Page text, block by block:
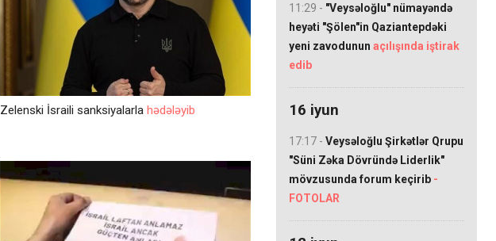
Zelenski İsraili sanksiyalarlahədələyib
11:29 - "Veysəloğlu" nümayəndə
heyəti "Şölen"in Qaziantepdəki
yeni zavodunun açılışında iştirak
edib
16 iyun
17:17 - Veysəloğlu Şirkətlər Qrupu
"Süni Zəka Dövründə Liderlik"
mövzusunda forum keçirib -
FOTOLAR